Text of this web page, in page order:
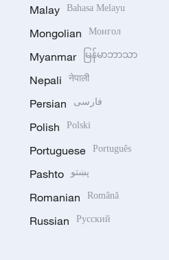
Malay Bahasa Melayu
Mongolian Монгол
Myanmar မြန်မာဘာသာ
Nepali नेपाली
Persian فارسی
Polish Polski
Portuguese Português
Pashto پښتو
Romanian Română
Russian Русский